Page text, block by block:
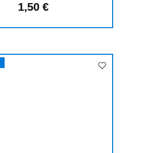
Regulärer Preis:
1,50 €